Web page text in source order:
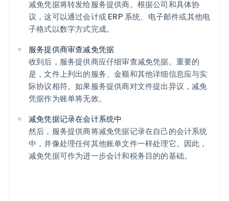
减免凭据将转发给服务提供商。根据公司和具体协
议，这可以通过会计或 ERP 系统、电子邮件或其他电
子格式以数字方式完成。
服务提供商审查减免凭据
收到后，服务提供商应仔细审查减免凭据。重要的
是，文件上列出的服务、金额和其他详细信息应与实
际协议相符。如果服务提供商对文件提出异议，减免
凭据作为账单将无效。
减免凭据记录在会计系统中
然后，服务提供商将减免凭据记录在自己的会计系统
中，并像处理任何其他账单文件一样处理它。因此，
减免凭据可作为进一步会计和税务目的的基础。